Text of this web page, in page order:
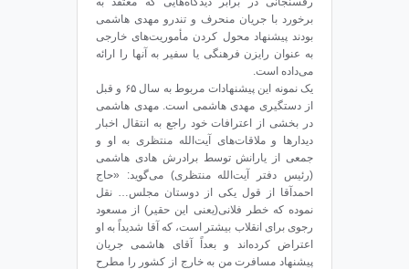
برخورد با جریان منحرف و تندرو مهدی هاشمی
بودند پیشنهاد محول کردن مأموریت‌های خارجی
به عنوان رایزن فرهنگی یا سفیر به آنها را ارائه
می‌داده است.
یک نمونه این پیشنهادات مربوط به سال ۶۵ و قبل
از دستگیری مهدی هاشمی است. مهدی هاشمی
در بخشی از اعترافات خود راجع به انتقال اخبار
دیدارها و ملاقات‌های ‌آیت‌الله منتظری به او و
جمعی از یارانش توسط برادرش هادی هاشمی
(رئیس دفتر ‌آیت‌الله منتظری) می‌گوید: «حاج
احمدآقا از قول یکی از دوستان مجلس… نقل
نموده که خطر فلانی(یعنی این حقیر) از مسعود
رجوی برای انقلاب بیشتر است، که آقا شدیداً به او
اعتراض کرده‌اند و بعداً آقای هاشمی جریان
پیشنهاد مسافرت من به خارج از کشور را مطرح